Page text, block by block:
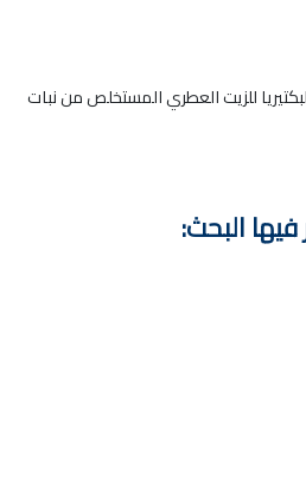
للزيت العطري المستخلص من نبات
البحث: